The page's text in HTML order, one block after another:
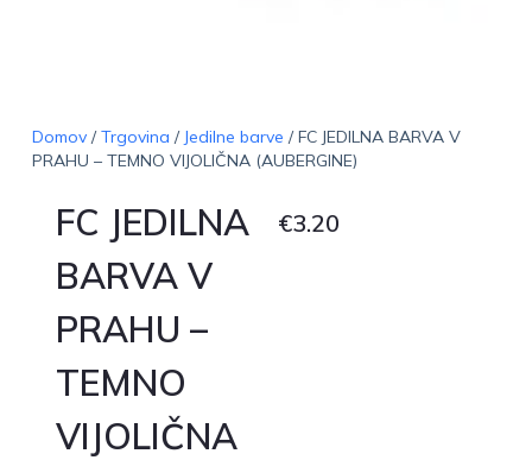
Domov/Trgovina / Jedilne barve / FC JEDILNA BARVA V
PRAHU – TEMNO VIJOLIČNA (AUBERGINE)
FC JEDILNA
BARVA V
PRAHU –
TEMNO
VIJOLIČNA
€3.20